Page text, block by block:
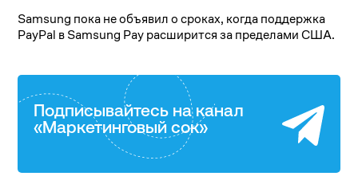
Samsung пока не объявил о сроках, когда поддержка
PayPal в Samsung Pay расширится за пределами США.
Подписывайтесь на канал
«Маркетинговый сок»